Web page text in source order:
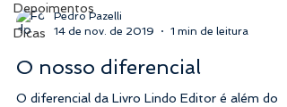
Depoimentos
Dicas
Pedro Pazelli
14 de nov. de 2019
1 min de leitura
O nosso diferencial
O diferencial da Livro Lindo Editor é além do